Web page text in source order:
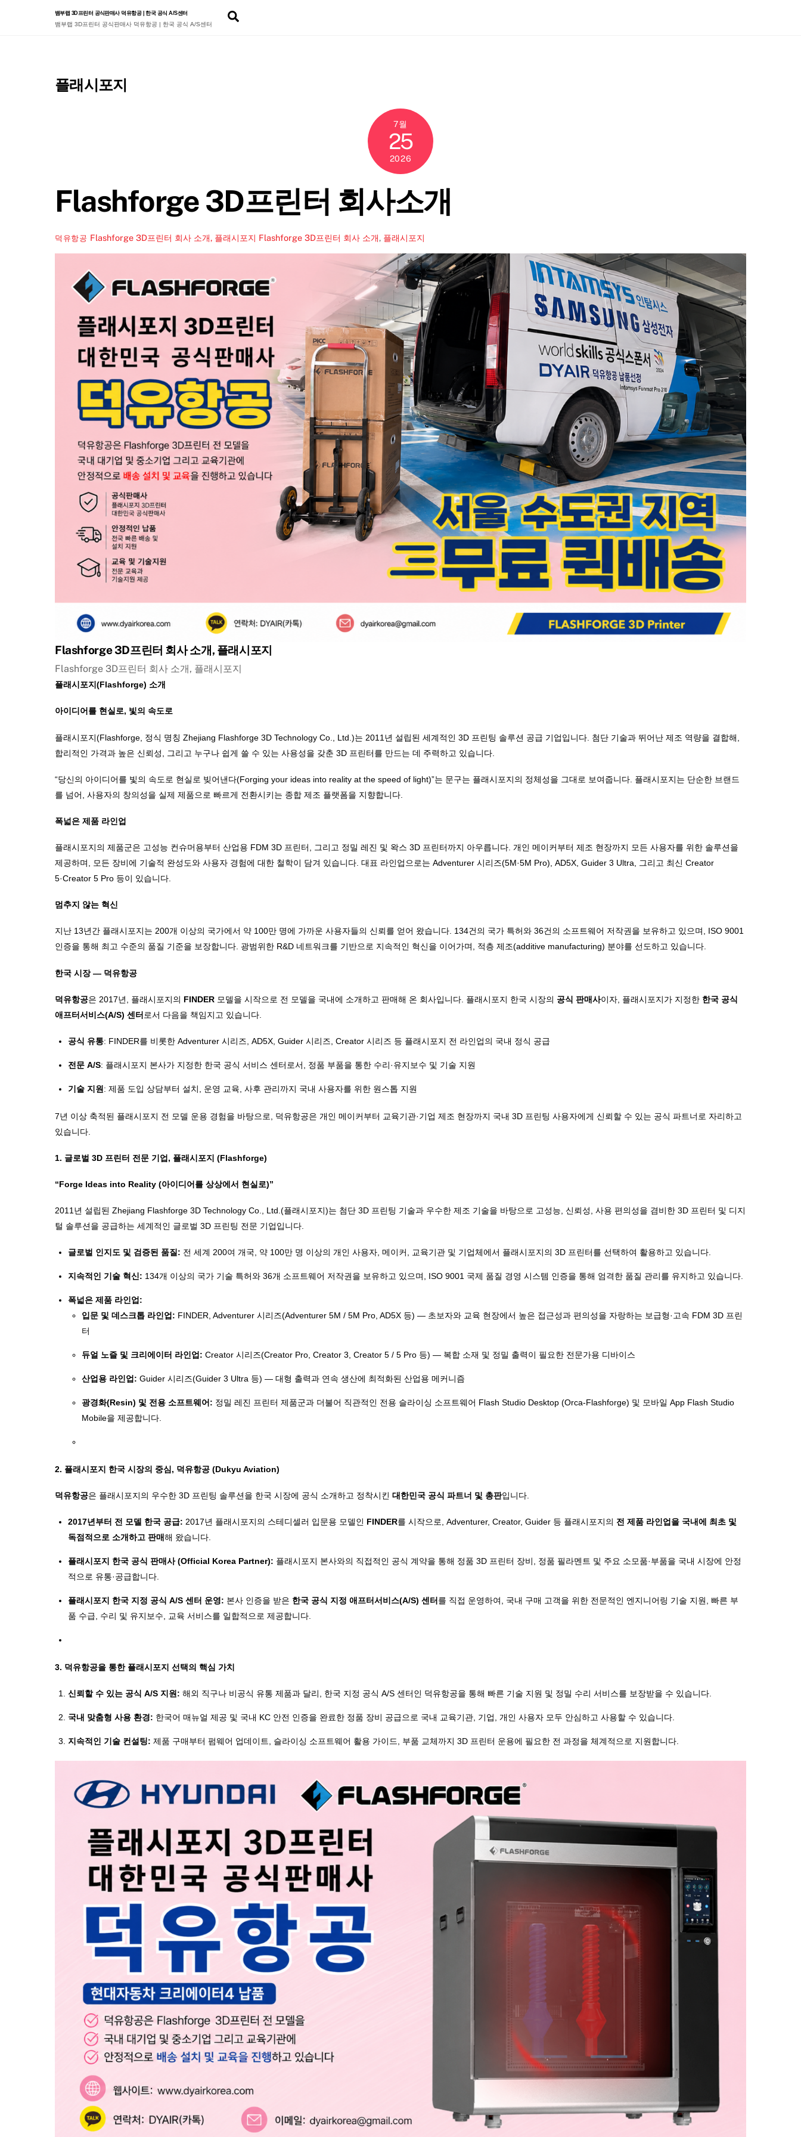
뱀부랩 3D프린터 공식판매사 덕유항공 | 한국 공식 A/S센터
뱀부랩 3D프린터 공식판매사 덕유항공 | 한국 공식 A/S센터
플래시포지
7월
25
2026
Flashforge 3D프린터 회사소개
덕유항공 Flashforge 3D프린터 회사 소개, 플래시포지 Flashforge 3D프린터 회사 소개, 플래시포지
Flashforge 3D프린터 회사 소개, 플래시포지
Flashforge 3D프린터 회사 소개, 플래시포지
플래시포지(Flashforge) 소개
아이디어를 현실로, 빛의 속도로
플래시포지(Flashforge, 정식 명칭 Zhejiang Flashforge 3D Technology Co., Ltd.)는 2011년 설립된 세계적인 3D 프린팅 솔루션 공급 기업입니다. 첨단 기술과 뛰어난 제조 역량을 결합해,
합리적인 가격과 높은 신뢰성, 그리고 누구나 쉽게 쓸 수 있는 사용성을 갖춘 3D 프린터를 만드는 데 주력하고 있습니다.
“당신의 아이디어를 빛의 속도로 현실로 빚어낸다(Forging your ideas into reality at the speed of light)”는 문구는 플래시포지의 정체성을 그대로 보여줍니다. 플래시포지는 단순한 브랜드
를 넘어, 사용자의 창의성을 실제 제품으로 빠르게 전환시키는 종합 제조 플랫폼을 지향합니다.
폭넓은 제품 라인업
플래시포지의 제품군은 고성능 컨슈머용부터 산업용 FDM 3D 프린터, 그리고 정밀 레진 및 왁스 3D 프린터까지 아우릅니다. 개인 메이커부터 제조 현장까지 모든 사용자를 위한 솔루션을
제공하며, 모든 장비에 기술적 완성도와 사용자 경험에 대한 철학이 담겨 있습니다. 대표 라인업으로는 Adventurer 시리즈(5M·5M Pro), AD5X, Guider 3 Ultra, 그리고 최신 Creator
5·Creator 5 Pro 등이 있습니다.
멈추지 않는 혁신
지난 13년간 플래시포지는 200개 이상의 국가에서 약 100만 명에 가까운 사용자들의 신뢰를 얻어 왔습니다. 134건의 국가 특허와 36건의 소프트웨어 저작권을 보유하고 있으며, ISO 9001
인증을 통해 최고 수준의 품질 기준을 보장합니다. 광범위한 R&D 네트워크를 기반으로 지속적인 혁신을 이어가며, 적층 제조(additive manufacturing) 분야를 선도하고 있습니다.
한국 시장 — 덕유항공
덕유항공은 2017년, 플래시포지의 FINDER 모델을 시작으로 전 모델을 국내에 소개하고 판매해 온 회사입니다. 플래시포지 한국 시장의 공식 판매사이자, 플래시포지가 지정한 한국 공식
애프터서비스(A/S) 센터 로서 다음을 책임지고 있습니다.
공식 유통: FINDER를 비롯한 Adventurer 시리즈, AD5X, Guider 시리즈, Creator 시리즈 등 플래시포지 전 라인업의 국내 정식 공급
전문 A/S: 플래시포지 본사가 지정한 한국 공식 서비스 센터로서, 정품 부품을 통한 수리·유지보수 및 기술 지원
기술 지원 : 제품 도입 상담부터 설치, 운영 교육, 사후 관리까지 국내 사용자를 위한 원스톱 지원
7년 이상 축적된 플래시포지 전 모델 운용 경험을 바탕으로, 덕유항공은 개인 메이커부터 교육기관·기업 제조 현장까지 국내 3D 프린팅 사용자에게 신뢰할 수 있는 공식 파트너로 자리하고
있습니다.
1. 글로벌 3D 프린터 전문 기업, 플래시포지 (Flashforge)
“Forge Ideas into Reality (아이디어를 상상에서 현실로)”
2011년 설립된 Zhejiang Flashforge 3D Technology Co., Ltd.(플래시포지)는 첨단 3D 프린팅 기술과 우수한 제조 기술을 바탕으로 고성능, 신뢰성, 사용 편의성을 겸비한 3D 프린터 및 디지
털 솔루션을 공급하는 세계적인 글로벌 3D 프린팅 전문 기업입니다.
글로벌 인지도 및 검증된 품질: 전 세계 200여 개국, 약 100만 명 이상의 개인 사용자, 메이커, 교육기관 및 기업체에서 플래시포지의 3D 프린터를 선택하여 활용하고 있습니다.
지속적인 기술 혁신: 134개 이상의 국가 기술 특허와 36개 소프트웨어 저작권을 보유하고 있으며, ISO 9001 국제 품질 경영 시스템 인증을 통해 엄격한 품질 관리를 유지하고 있습니다.
폭넓은 제품 라인업:
입문 및 데스크톱 라인업: FINDER, Adventurer 시리즈(Adventurer 5M / 5M Pro, AD5X 등) — 초보자와 교육 현장에서 높은 접근성과 편의성을 자랑하는 보급형·고속 FDM 3D 프린
터
듀얼 노즐 및 크리에이터 라인업: Creator 시리즈(Creator Pro, Creator 3, Creator 5 / 5 Pro 등) — 복합 소재 및 정밀 출력이 필요한 전문가용 디바이스
산업용 라인업: Guider 시리즈(Guider 3 Ultra 등) — 대형 출력과 연속 생산에 최적화된 산업용 메커니즘
광경화(Resin) 및 전용 소프트웨어: 정밀 레진 프린터 제품군과 더불어 직관적인 전용 슬라이싱 소프트웨어 Flash Studio Desktop (Orca-Flashforge) 및 모바일 App Flash Studio
Mobile을 제공합니다.
2. 플래시포지 한국 시장의 중심, 덕유항공 (Dukyu Aviation)
덕유항공은 플래시포지의 우수한 3D 프린팅 솔루션을 한국 시장에 공식 소개하고 정착시킨 대한민국 공식 파트너 및 총판입니다.
2017년부터 전 모델 한국 공급: 2017년 플래시포지의 스테디셀러 입문용 모델인 FINDER를 시작으로, Adventurer, Creator, Guider 등 플래시포지의 전 제품 라인업을 국내에 최초 및
독점적으로 소개하고 판매해 왔습니다.
플래시포지 한국 공식 판매사 (Official Korea Partner): 플래시포지 본사와의 직접적인 공식 계약을 통해 정품 3D 프린터 장비, 정품 필라멘트 및 주요 소모품·부품을 국내 시장에 안정
적으로 유통·공급합니다.
플래시포지 한국 지정 공식 A/S 센터 운영: 본사 인증을 받은 한국 공식 지정 애프터서비스(A/S) 센터 를 직접 운영하여, 국내 구매 고객을 위한 전문적인 엔지니어링 기술 지원, 빠른 부
품 수급, 수리 및 유지보수, 교육 서비스를 일합적으로 제공합니다.
3. 덕유항공을 통한 플래시포지 선택의 핵심 가치
신뢰할 수 있는 공식 A/S 지원 : 해외 직구나 비공식 유통 제품과 달리 한국 지정 공식 A/S센터인 덕유항공을 통해 빠른 기술 지원 및 정밀 수리 서비스를 보장받을 수 있습니다
국내 맞춤형 사용 환경: 한국어 매뉴얼 제공 및 국내 KC 안전 인증을 완료한 정품 장비 공급으로 국내 교육기관 기업 개인 사용자 모두 안심하고 사용할 수 있습니다
지속적인 기술 컨설팅: 제품 구매부터 펌웨어 업데이트 슬라이싱 소프트웨어 활용 가이드 부품 교체까지 3D 프린터 운용에 필요한 전 과정을 체계적으로 지원합니다